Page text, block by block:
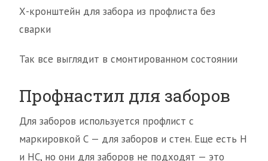
Х-кронштейн для забора из профлиста без
сварки
Так все выглядит в смонтированном состоянии
Профнастил для заборов
Для заборов используется профлист с
маркировкой С — для заборов и стен. Еще есть Н
и НС, но они для заборов не подходят — это